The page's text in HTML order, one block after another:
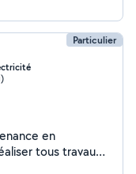
Particulier
tous travaux